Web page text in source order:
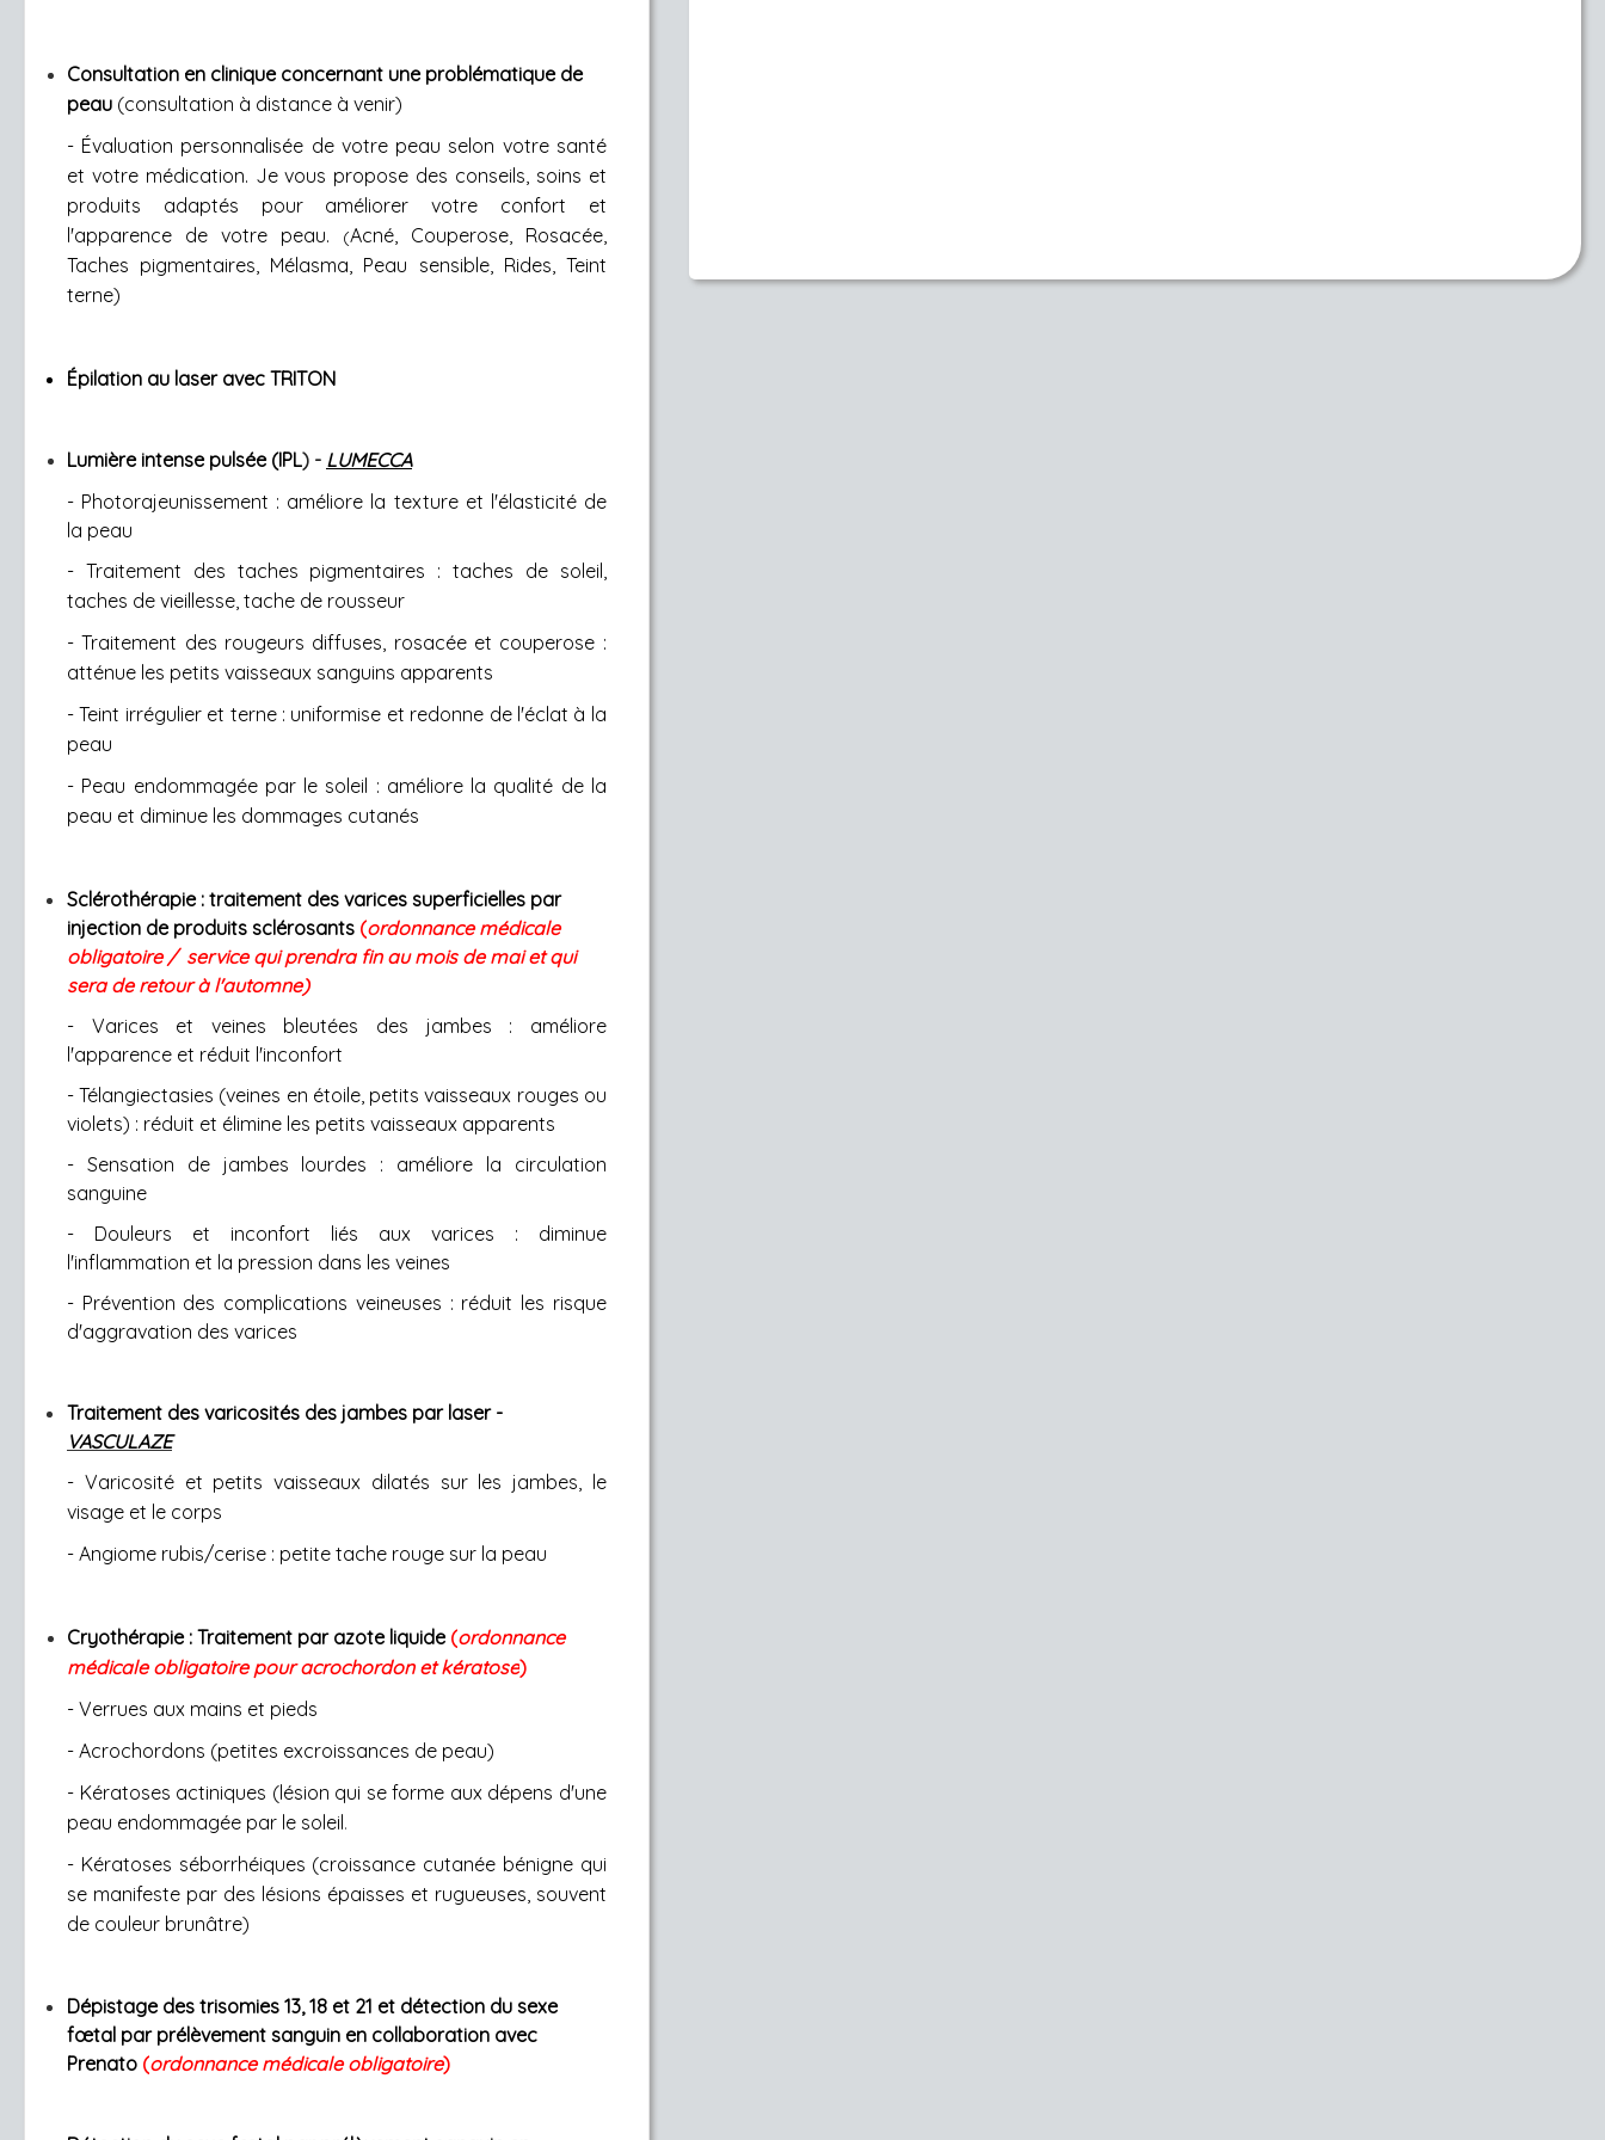
Consultation en clinique concernant une problématique de
peau (consultation à distance à venir)
- Évaluation personnalisée de votre peau selon votre santé
et votre médication. Je vous propose des conseils, soins et
produits adaptés pour améliorer votre confort et
l'apparence de votre peau.
(Acné, Couperose, Rosacée,
Taches pigmentaires, Mélasma, Peau sensible, Rides, Teint
terne)
Épilation au laser avec TRITON
Lumière intense pulsée (IPL) - LUMECCA
- Photorajeunissement : améliore la texture et l'élasticité de
la peau
- Traitement des taches pigmentaires : taches de soleil,
taches de vieillesse, tache de rousseur
- Traitement des rougeurs diffuses, rosacée et couperose :
atténue les petits vaisseaux sanguins apparents
- Teint irrégulier et terne : uniformise et redonne de l'éclat à la
peau
- Peau endommagée par le soleil : améliore la qualité de la
peau et diminue les dommages cutanés
Sclérothérapie : traitement des varices superficielles par
injection de produits sclérosants (ordonnance médicale
obligatoire / service qui prendra fin au mois de mai et qui
sera de retour à l'automne)
- Varices et veines bleutées des jambes : améliore
l'apparence et réduit l'inconfort
- Télangiectasies (veines en étoile, petits vaisseaux rouges ou
violets) : réduit et élimine les petits vaisseaux apparents
- Sensation de jambes lourdes : améliore la circulation
sanguine
- Douleurs et inconfort liés aux varices : diminue
l'inflammation et la pression dans les veines
- Prévention des complications veineuses : réduit les risque
d'aggravation des varices
Traitement des varicosités des jambes par laser -
VASCULAZE
- Varicosité et petits vaisseaux dilatés sur les jambes, le
visage et le corps
- Angiome rubis/cerise : petite tache rouge sur la peau
Cryothérapie : Traitement par azote liquide (ordonnance
médicale obligatoire pour acrochordon et kératose)
- Verrues aux mains et pieds
- Acrochordons (petites excroissances de peau)
- Kératoses actiniques (lésion qui se forme aux dépens d'une
peau endommagée par le soleil.
- Kératoses séborrhéiques (croissance cutanée bénigne qui
se manifeste par des lésions épaisses et rugueuses, souvent
de couleur brunâtre)
Dépistage des trisomies 13, 18 et 21 et détection du sexe
fœtal par prélèvement sanguin en collaboration avec
Prenato (ordonnance médicale obligatoire)